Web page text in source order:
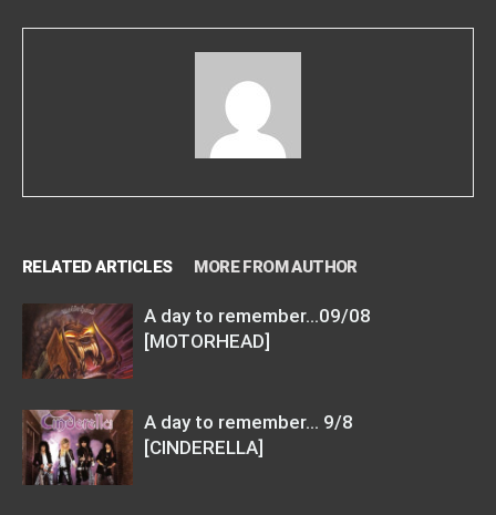
RELATED ARTICLES MORE FROM AUTHOR
A day to remember…09/08
[MOTORHEAD]
A day to remember… 9/8
[CINDERELLA]